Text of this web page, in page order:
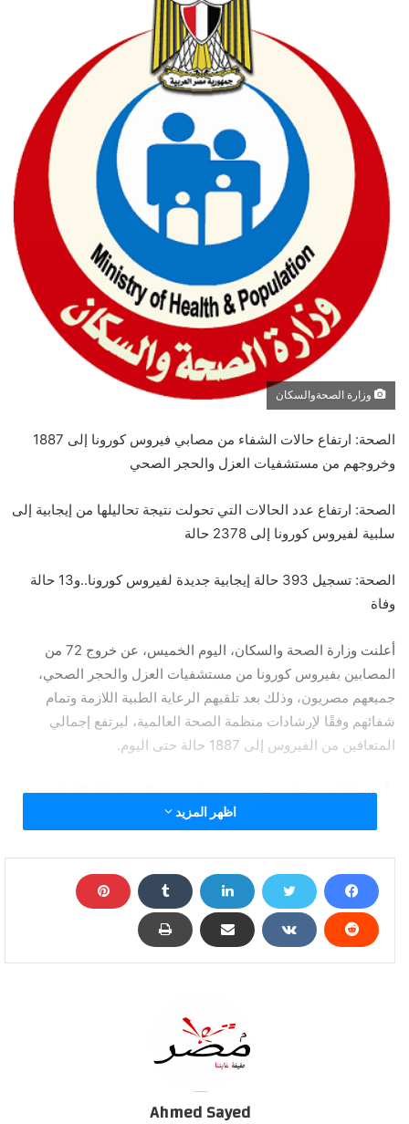
وزارة الصحةوالسكان
الصحة: ارتفاع حالات الشفاء من مصابي فيروس كورونا إلى 1887
وخروجهم من مستشفيات العزل والحجر الصحي
الصحة: ارتفاع عدد الحالات التي تحولت نتيجة تحاليلها من إيجابية إلى
سلبية لفيروس كورونا إلى 2378 حالة
الصحة: تسجيل 393 حالة إيجابية جديدة لفيروس كورونا..و13 حالة
وفاة
أعلنت وزارة الصحة والسكان، اليوم الخميس، عن خروج 72 من
المصابين بفيروس كورونا من مستشفيات العزل والحجر الصحي،
جميعهم مصريون، وذلك بعد تلقيهم الرعاية الطبية اللازمة وتمام
شفائهم وفقًا لإرشادات منظمة الصحة العالمية، ليرتفع إجمالي
المتعافين من الفيروس إلى 1887 حالة حتى اليوم.
وأوضح الدكتور خالد مجاهد، مستشار وزيرة الصحة والسكان لشئون
الإعلام والمتحدث الرسمي للوزارة، أن عدد الحالات التي تحولت نتائج
ليصبح 2378 حالة، من ضمنهم الـ 1887 متعافيًا.
وأضاف أنه تم تسجيل 393 حالة جديدة ثبتت إيجابية تحاليلها معمليًا
للفيروس، وذلك ضمن إجراءات الترصد والتقصي التي تُجريها الوزارة
بمستشفيات العزل والحجر الصحي تخضع للرعاية الطبية، وفقًا
لإرشادات منظمة الصحة العالمية.
وذكر “مجاهد” أن إجمالي العدد الذي تم تسجيله في مصر بفيروس
اظهر المزيد
Ahmed Sayed